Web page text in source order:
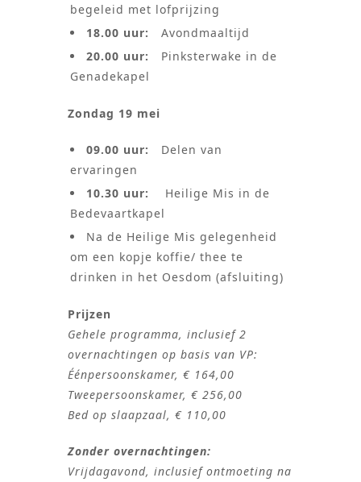
begeleid met lofprijzing
18.00 uur:
Avondmaaltijd
20.00 uur:
Pinksterwake in de
Genadekapel
Zondag 19 mei
09.00 uur:
Delen van
ervaringen
10.30 uur:
Heilige Mis in de
Bedevaartkapel
Na de Heilige Mis gelegenheid
om een kopje koffie/ thee te
drinken in het Oesdom (afsluiting)
Prijzen
Gehele programma, inclusief 2
overnachtingen op basis van VP:
Éénpersoonskamer, € 164,00
Tweepersoonskamer, € 256,00
Bed op slaapzaal, € 110,00
Zonder overnachtingen:
Vrijdagavond, inclusief ontmoeting na